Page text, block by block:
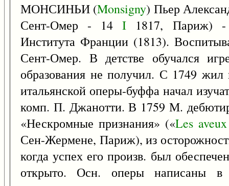
МОНСИНЬИ (Monsigny) Пьер
Сент-Омер - 14I 1817, Париж) -
Института Франции (1813).
Сент-Омер. В детстве обучался
образования не получил. С 1749
итальянской оперы-буффа начал
комп. П. Джанотти. В 1759 М.
«Нескромные признания» («Les aveux
Сен-Жермене, Париж), из
когда успех его произв. был
открыто. Осн. оперы написаны в